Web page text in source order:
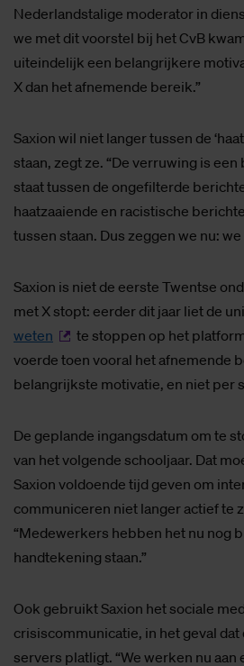
Nederlandstalige moderator in
we met dit voorstel bij het CvB
uiteindelijk een belangrijkere
X dan het afnemende bereik.”
Saxion wil niet langer tussen de
staan, zegt ze. “De verruwing is
staat tussen de ongefilterde
haatzaaiende en racistische
tussen staan. Dus zeggen we nu:
Saxion is niet de eerste Twentse
met X stopt: eerder dit jaar liet de
weten
te stoppen op het
voerde toen vooral het afnemende
belangrijkste motivatie, en niet per
De geplande ingangsdatum om te
van het volgende schooljaar. Dat
Saxion voldoende tijd geven om
communiceren niet langer actief te
“Medewerkers hebben het nu nog
handtekening staan.”
Ook gebruikt Saxion het sociale
crisiscommunicatie, in het geval
servers platligt. “We werken nu aan